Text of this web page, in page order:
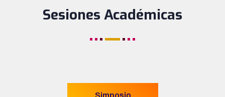
Sesiones Académicas